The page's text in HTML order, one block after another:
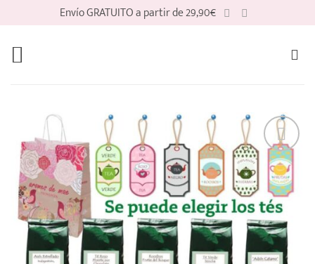
contenido
Envío GRATUITO a partir de 29,90€